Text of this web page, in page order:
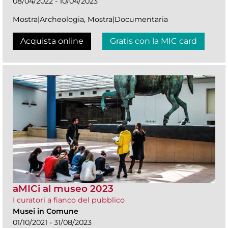
Mostra|Archeologia, Mostra|Documentaria
Acquista online Gratis con la MIC card
aMICi al museo 2023
I curatori a fianco del pubblico
Musei in Comune
01/10/2021 - 31/08/2023